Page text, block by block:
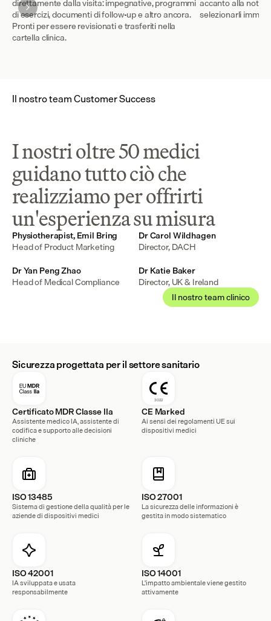
di esercizi, documenti di follow-up e altro ancora.
Pronti per essere revisionati e trasferiti nella
cartella clinica.
selezionarli
Il nostro team Customer Success
I nostri oltre 50 medici
guidano tutto ciò che
realizziamo per offrirti
un'esperienza su misura
Physiotherapist, Emil Bring
Head of Product Marketing
Dr Carol Wildhagen
Director, DACH
Dr Yan Peng Zhao
Head of Medical Compliance
Dr Katie Baker
Director, UK & Ireland
Il nostro team clinico
Sicurezza progettata per il settore sanitario
Certificato MDR Classe IIa
Assistente medico IA, assistente di
codifica e supporto alle decisioni
cliniche
3022
CE Marked
Ai sensi dei regolamenti UE sui
dispositivi medici
ISO 13485
Sistema di gestione della qualità per le
aziende di dispositivi medici
ISO 27001
La sicurezza delle informazioni è
gestita in modo sistematico
ISO 42001
IA sviluppata e usata
responsabilmente
ISO 14001
L'impatto ambientale viene gestito
attivamente